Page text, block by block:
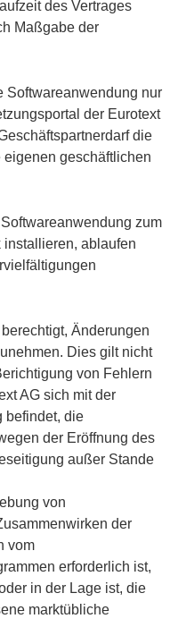
des Vertrages
Maßgabe der
Softwareanwendung nur
der Eurotext
die
geschäftlichen
zum
ablaufen
Änderungen
Dies gilt nicht
von Fehlern
AG sich mit der
befindet, die
der Eröffnung des
außer Stande
von
der
vom
erforderlich ist,
in der Lage ist, die
marktübliche